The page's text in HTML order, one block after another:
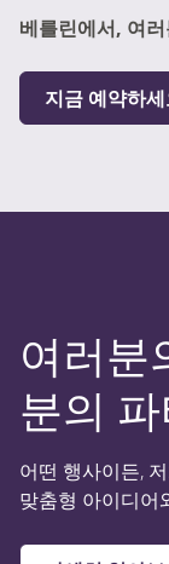
베를린에서, 여
지금 예약하
여러분
분의 파
어떤 행사이든,
맞춤형 아이디어